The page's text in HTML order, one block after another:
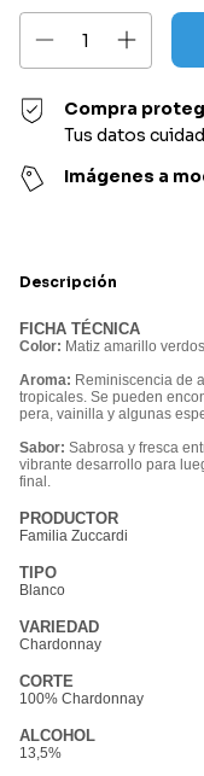
Compra
Tus datos
Imágenes a
Descripción
FICHA TÉCNICA
Color: Matiz amarillo
Aroma: Reminiscencia de
tropicales. Se pueden
pera, vainilla y algunas
Sabor: Sabrosa y fresca
vibrante desarrollo para
final.
PRODUCTOR
Familia Zuccardi
TIPO
Blanco
VARIEDAD
Chardonnay
CORTE
100% Chardonnay
ALCOHOL
13,5%